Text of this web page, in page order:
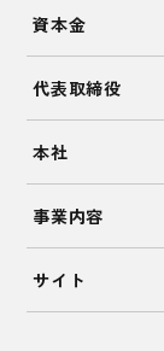
資本金
代表取締役
本社
事業内容
サイト